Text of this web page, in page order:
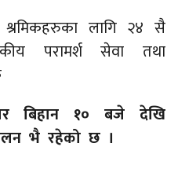
श्रमिकहरुका लागि २४ सै
परामर्श सेवा तथा
बिहान १० बजे देखि
भै रहेको छ ।